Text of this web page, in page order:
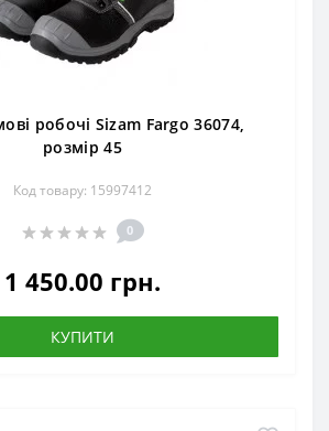
робочі Sizam Fargo 36074,
розмір 45
Код товару: 15997412
0
1 450.00 грн.
КУПИТИ